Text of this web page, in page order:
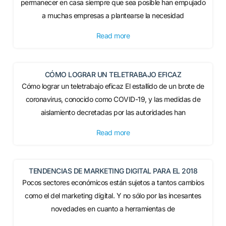
permanecer en casa siempre que sea posible han empujado
a muchas empresas a plantearse la necesidad
Read more
CÓMO LOGRAR UN TELETRABAJO EFICAZ
Cómo lograr un teletrabajo eficaz El estallido de un brote de
coronavirus, conocido como COVID-19, y las medidas de
aislamiento decretadas por las autoridades han
Read more
TENDENCIAS DE MARKETING DIGITAL PARA EL 2018
Pocos sectores económicos están sujetos a tantos cambios
como el del marketing digital. Y no sólo por las incesantes
novedades en cuanto a herramientas de